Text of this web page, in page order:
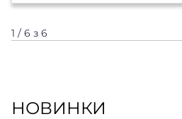
1 / 6 з 6
НОВИНКИ